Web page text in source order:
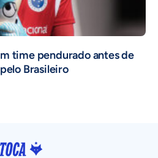
time pendurado antes de
Brasileiro